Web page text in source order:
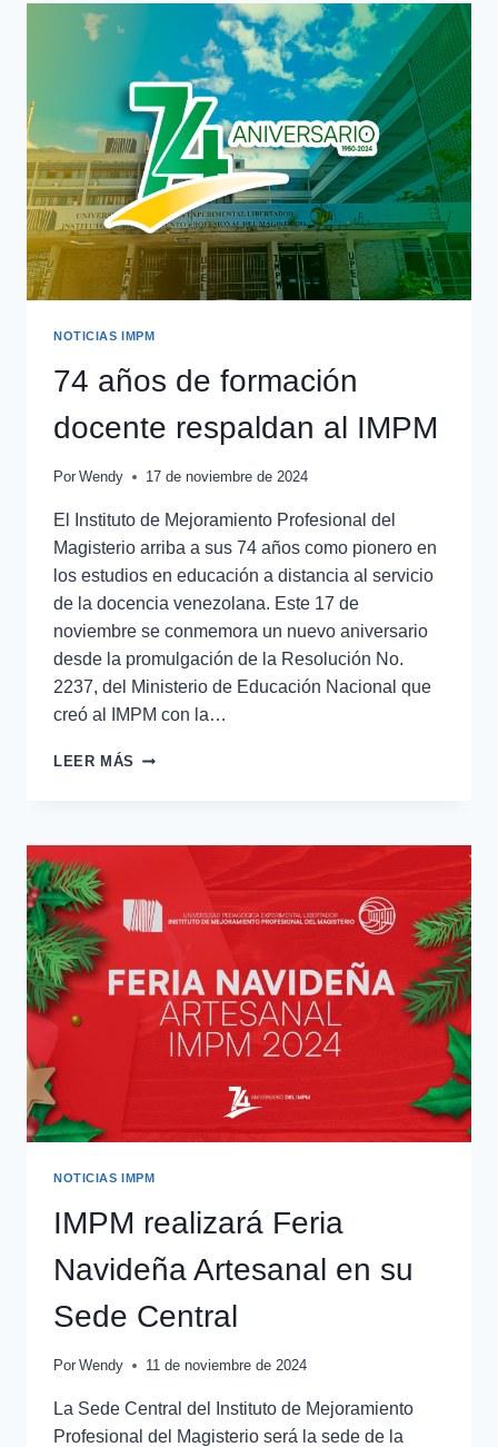
NOTICIAS IMPM
74 años de formación
docente respaldan al IMPM
Por Wendy 17 de noviembre de 2024
El Instituto de Mejoramiento Profesional del
Magisterio arriba a sus 74 años como pionero en
los estudios en educación a distancia al servicio
de la docencia venezolana. Este 17 de
noviembre se conmemora un nuevo aniversario
desde la promulgación de la Resolución No.
2237, del Ministerio de Educación Nacional que
creó al IMPM con la…
LEER MÁS
NOTICIAS IMPM
IMPM realizará Feria
Navideña Artesanal en su
Sede Central
Por Wendy 11 de noviembre de 2024
La Sede Central del Instituto de Mejoramiento
Profesional del Magisterio será la sede de la